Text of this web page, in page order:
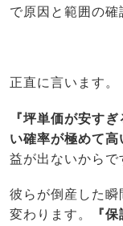
で原因と範囲の確
正直に言います。
『坪単価が安す
い確率が極めて高
益が出ないからで
彼らが倒産した瞬
変わります。
『